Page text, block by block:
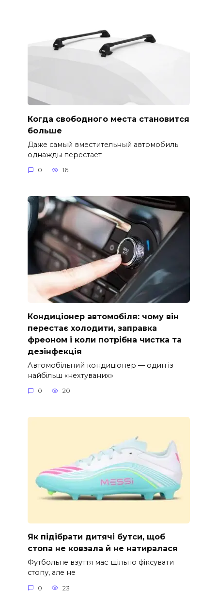
Когда свободного места становится
больше
Даже самый вместительный автомобиль
однажды перестает
0 16
Кондиціонер автомобіля: чому він
перестає холодити, заправка
фреоном і коли потрібна чистка та
дезінфекція
Автомобільний кондиціонер — один із
найбільш «нехтуваних»
0 20
Як підібрати дитячі бутси, щоб
стопа не ковзала й не натиралася
Футбольне взуття має щільно фіксувати
стопу, але не
0 23